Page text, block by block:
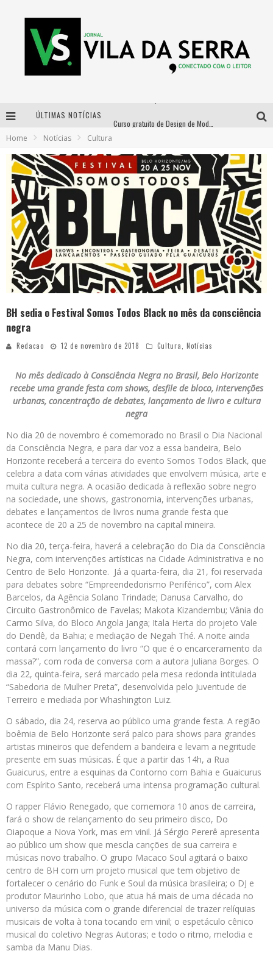
ÚLTIMAS NOTÍCIAS
Designer mineira lança jogo educativo sobre coleta seletiva na maior feira de jogos de tabuleiro da América Latina
Distrital na Copa convoca a torcida mineira para oitavas de final entre Brasil e Noruega
Home Notícias Cultura
BH sedia o Festival Somos Todos Black no mês da consciência
negra
Redacao 12 de novembro de 2018 Cultura, Notícias
No mês dedicado à Consciência Negra no Brasil, Belo Horizonte
recebe uma grande festa com shows, desfile de bloco, intervenções
urbanas, concentração de debates, lançamento de livro e cultura
negra
No dia 20 de novembro é comemorado no Brasil o Dia Nacional
da Consciência Negra, e para dar voz a essa bandeira, Belo
Horizonte receberá a terceira do evento Somos Todos Black, que
celebra a data com várias atividades que envolvem música, arte e
muita cultura negra. A ocasião dedicada à reflexão sobre negro
na sociedade, une shows, gastronomia, intervenções urbanas,
debates e lançamentos de livros numa grande festa que
acontece de 20 a 25 de novembro na capital mineira.
No dia 20, terça-feira, haverá a celebração do Dia da Consciência
Negra, com intervenções artísticas na Cidade Administrativa e no
Centro de Belo Horizonte. Já a quarta-feira, dia 21, foi reservada
para debates sobre “Empreendedorismo Periférico”, com Alex
Barcelos, da Agência Solano Trindade; Danusa Carvalho, do
Circuito Gastronômico de Favelas; Makota Kizandembu; Vânia do
Carmo Silva, do Bloco Angola Janga; Itala Herta do projeto Vale
do Dendê, da Bahia; e mediação de Negah Thé. A noite ainda
contará com lançamento do livro “O que é o encarceramento da
massa?”, com roda de conversa com a autora Juliana Borges. O
dia 22, quinta-feira, será marcado pela mesa redonda intitulada
“Sabedoria de Mulher Preta”, desenvolvida pelo Juventude de
Terreiro e mediada por Whashington Luiz.
O sábado, dia 24, reserva ao público uma grande festa. A região
boêmia de Belo Horizonte será palco para shows para grandes
artistas mineiros que defendem a bandeira e levam a negritude
presente em suas músicas. É que a partir das 14h, a Rua
Guaicurus, entre a esquinas da Contorno com Bahia e Guaicurus
com Espírito Santo, receberá uma intensa programação cultural.
O rapper Flávio Renegado, que comemora 10 anos de carreira,
fará o show de relançamento do seu primeiro disco, Do
Oiapoque a Nova York, mas em vinil. Já Sérgio Pererê apresenta
ao público um show que mescla canções de sua carreira e
músicas novo trabalho. O grupo Macaco Soul agitará o baixo
centro de BH com um projeto musical que tem objetivo de
fortalecer o cenário do Funk e Soul da música brasileira; o DJ e
produtor Maurinho Lobo, que atua há mais de uma década no
universo da música com o grande diferencial de trazer relíquias
musicais de volta à tona tocando em vinil; o espetáculo cênico
musical do coletivo Negras Autoras; e todo o ritmo, melodia e
samba da Manu Dias.